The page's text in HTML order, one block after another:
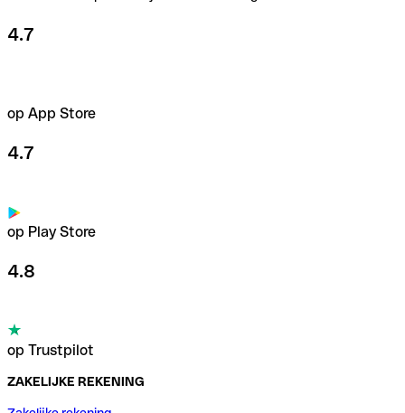
4.7
op App Store
4.7
op Play Store
4.8
op Trustpilot
ZAKELIJKE REKENING